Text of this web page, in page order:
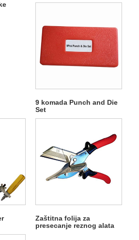
9 komada Punch and Die
Set
Zaštitna folija za
presecanje reznog alata